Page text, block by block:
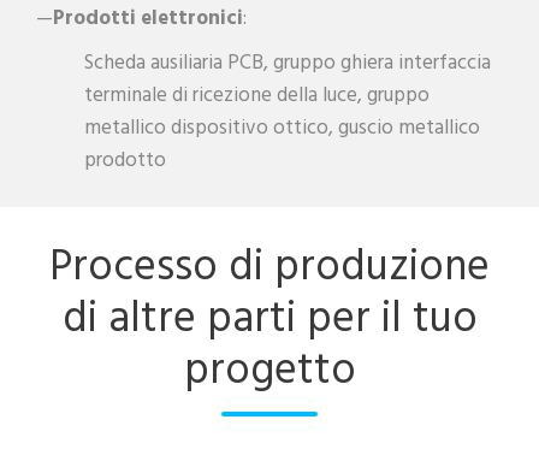
—Prodotti elettronici:
Scheda ausiliaria PCB, gruppo ghiera interfaccia
terminale di ricezione della luce, gruppo
metallico dispositivo ottico, guscio metallico
prodotto
Processo di produzione
di altre parti per il tuo
progetto